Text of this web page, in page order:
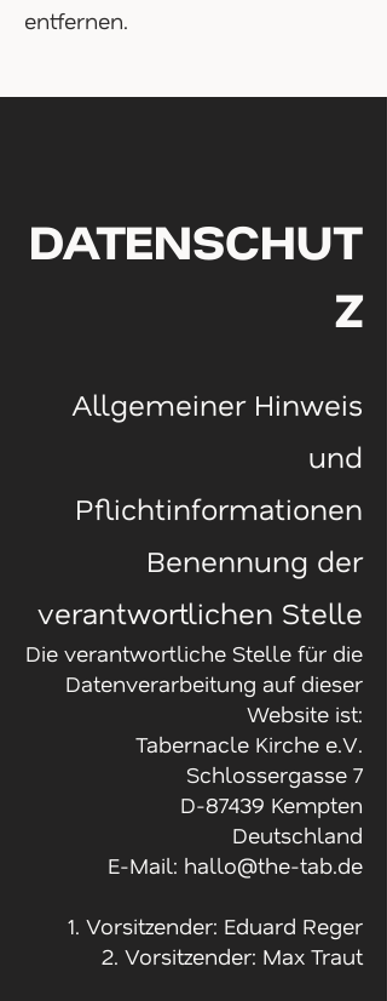
entfernen.
DATENSCHUT
Z
Allgemeiner Hinweis
und
Pflichtinformationen
Benennung der
verantwortlichen Stelle
Die verantwortliche Stelle für die
Datenverarbeitung auf dieser
Website ist:
Tabernacle Kirche e.V.
Schlossergasse 7
D-87439 Kempten
Deutschland
E-Mail: hallo@the-tab.de
1. Vorsitzender: Eduard Reger
2. Vorsitzender: Max Traut